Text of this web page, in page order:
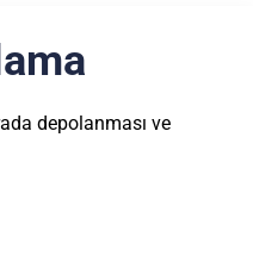
depolanması ve